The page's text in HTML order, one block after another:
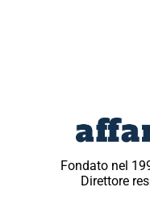
Fondato nel
Direttore